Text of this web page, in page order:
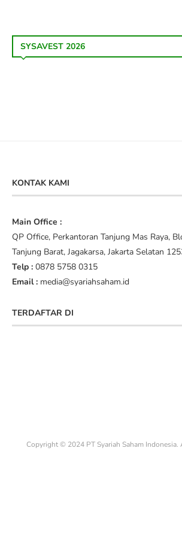
SYSAVEST 2026
KONTAK KAMI
Main Office :
QP Office, Perkantoran Tanjung Mas Raya,
Tanjung Barat, Jagakarsa, Jakarta Selatan
Telp : 0878 5758 0315
Email : media@syariahsaham.id
TERDAFTAR DI
Copyright © 2024 PT Syariah Saham Indonesia.